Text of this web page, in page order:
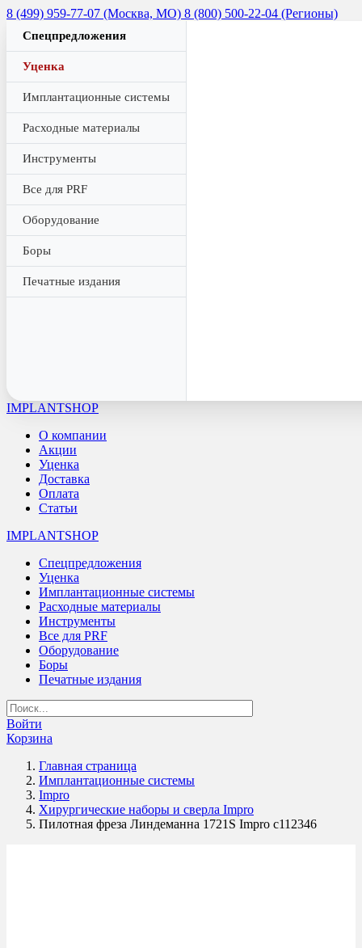
8 (499) 959-77-07 (Москва, МО) 8 (800) 500-22-04 (Регионы)
Спецпредложения
Уценка
Имплантационные системы
Расходные материалы
Инструменты
Все для PRF
Оборудование
Боры
Печатные издания
IMPLANTSHOP
О компании
Акции
Уценка
Доставка
Оплата
Статьи
IMPLANTSHOP
Спецпредложения
Уценка
Имплантационные системы
Расходные материалы
Инструменты
Все для PRF
Оборудование
Боры
Печатные издания
Войти
Корзина
Главная страница
Имплантационные системы
Impro
Хирургические наборы и сверла Impro
Пилотная фреза Линдеманна 1721S Impro c112346